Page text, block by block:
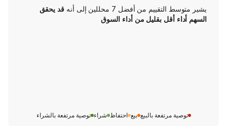
أفضل 7 محللين إلى أنه
قد يحقق
بقليل من أداء السوق
بيع احتفاظ شراء توصية مرتفعة بالشراء